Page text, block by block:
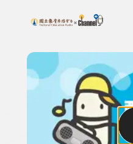
上方功能區塊
搜尋關鍵字：可輸入節目